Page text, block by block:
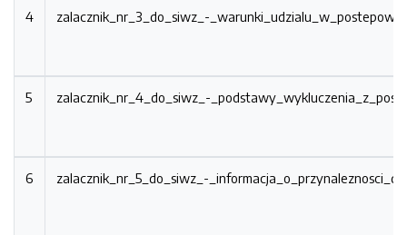
4 zalacznik_nr_3_do_siwz_-
5 zalacznik_nr_4_do_siwz_-
6 zalacznik_nr_5_do_siwz_-